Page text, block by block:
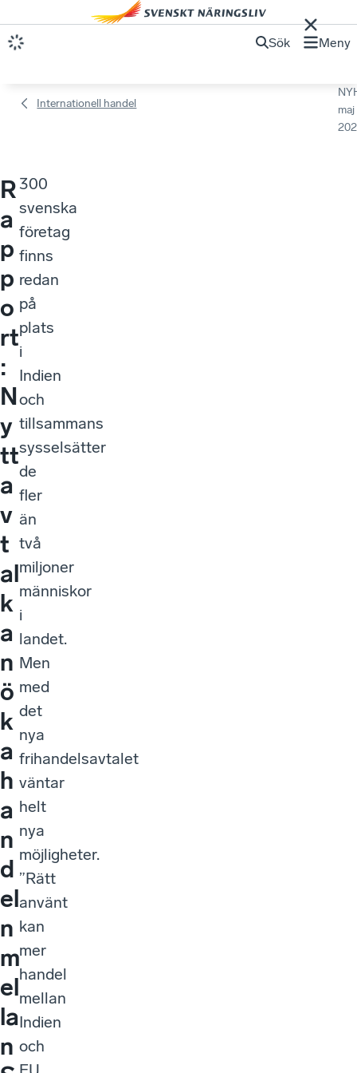
Sök Meny
Internationell handel
maj
R
a
p
p
o
rt
:
N
y
tt
a
v
t
al
k
a
n
ö
k
a
h
a
n
d
el
n
m
el
la
n
300
svenska
företag
finns
redan
på
plats
i
Indien
och
tillsammans
sysselsätter
de
fler
än
två
miljoner
människor
i
landet.
Men
med
det
nya
frihandelsavtalet
väntar
helt
nya
möjligheter.
”Rätt
använt
kan
mer
handel
mellan
Indien
och